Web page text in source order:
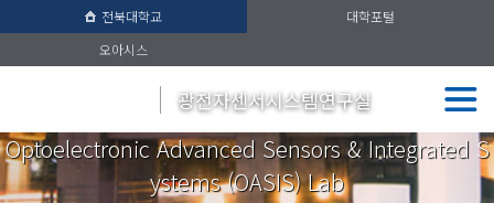
전북대학교
대학포털
오아시스
광전자센서시스템연구실
Optoelectronic Advanced Sensors & Integrated S
ystems (OASIS) Lab